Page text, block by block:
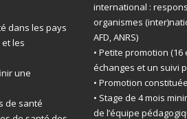
dans les pays
les
une
de santé
international :
organismes
AFD, ANRS)
• Petite promotion
échanges et un suivi
• Promotion
• Stage de 4 mois
de l’équipe